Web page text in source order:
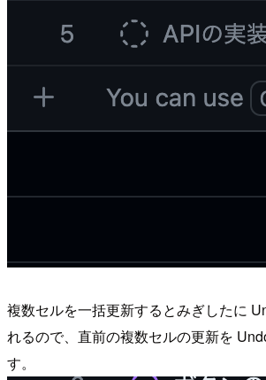
複数セルを一括更新するとみぎしたに
れるので、直前の複数セルの更新を
す。